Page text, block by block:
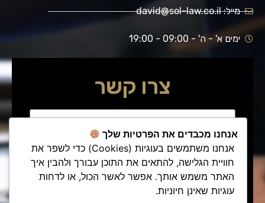
מייל: david@sol-law.co.il
ימים א' - ה' - 09:00 - 19:00
צרו קשר
אנחנו מכבדים את הפרטיות שלך
אנחנו משתמשים בעוגיות (Cookies) כדי לשפר את
חוויית הגלישה, להתאים את התוכן עבורך ולהבין איך
האתר משמש אותך. אפשר לאשר הכול, או לדחות
עוגיות שאינן חיוניות.